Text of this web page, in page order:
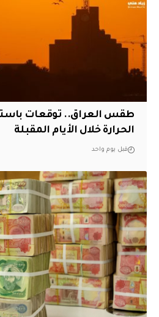
طقس العراق.. توقعات
الحرارة خلال الأيام المقبلة
قبل يوم واحد